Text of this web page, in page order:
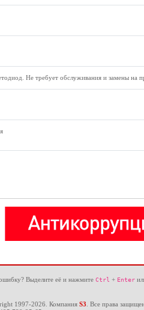
Не требует обслуживания и замены на
Выделите её и нажмите Ctrl + Enter
1997-2026. Компания S3 . Все права